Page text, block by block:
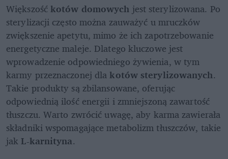
Większość kotów domowych jest sterylizowana. Po
sterylizacji często można zauważyć u mruczków
zwiększenie apetytu, mimo że ich zapotrzebowanie
energetyczne maleje. Dlatego kluczowe jest
wprowadzenie odpowiedniego żywienia, w tym
karmy przeznaczonej dla kotów sterylizowanych.
Takie produkty są zbilansowane, oferując
odpowiednią ilość energii i zmniejszoną zawartość
tłuszczu. Warto zwrócić uwagę, aby karma zawierała
składniki wspomagające metabolizm tłuszczów, takie
jak L-karnityna.